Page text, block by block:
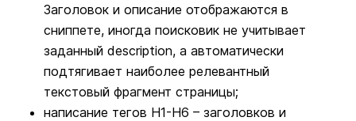
Заголовок и описание отображаются в
сниппете, иногда поисковик не учитывает
заданный description, а автоматически
подтягивает наиболее релевантный
текстовый фрагмент страницы;
написание тегов Н1-Н6 – заголовков и